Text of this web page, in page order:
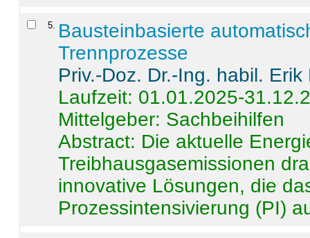
5
Bausteinbasierte
Trennprozesse
Priv.-Doz. Dr.-Ing. habil. Erik
Laufzeit: 01.01.2025-
Mittelgeber: Sachbeihilfen
Abstract: Die aktuelle
Treibhausgasemissionen
innovative Lösungen, die
Prozessintensivierung (PI)